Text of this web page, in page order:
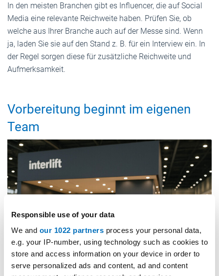
Responsible use of your data
We and our 1022 partners process your personal data,
e.g. your IP-number, using technology such as cookies to
store and access information on your device in order to
serve personalized ads and content, ad and content
In den meisten Branchen gibt es Influencer, die auf Social
Media eine relevante Reichweite haben. Prüfen Sie, ob
welche aus Ihrer Branche auch auf der Messe sind. Wenn
ja, laden Sie sie auf den Stand z. B. für ein Interview ein. In
der Regel sorgen diese für zusätzliche Reichweite und
Aufmerksamkeit.
Vorbereitung beginnt im eigenen
Team